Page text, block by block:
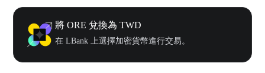
將 ORE 兌換為 TWD
在 LBank 上選擇加密貨幣進行交易。